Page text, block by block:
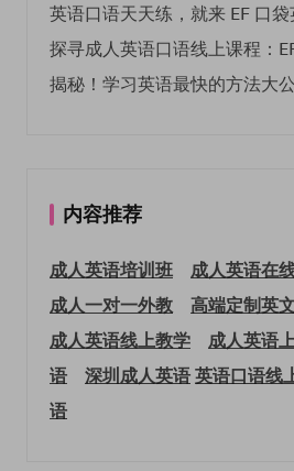
英语口语天天练，就来 EF 口
揭秘！学习英语最快的方法大
内容推荐
成人英语培训班
成人英语在
成人一对一外教
高端定制英
成人英语线上教学
成人英语
语
深圳成人英语英语口语线
语